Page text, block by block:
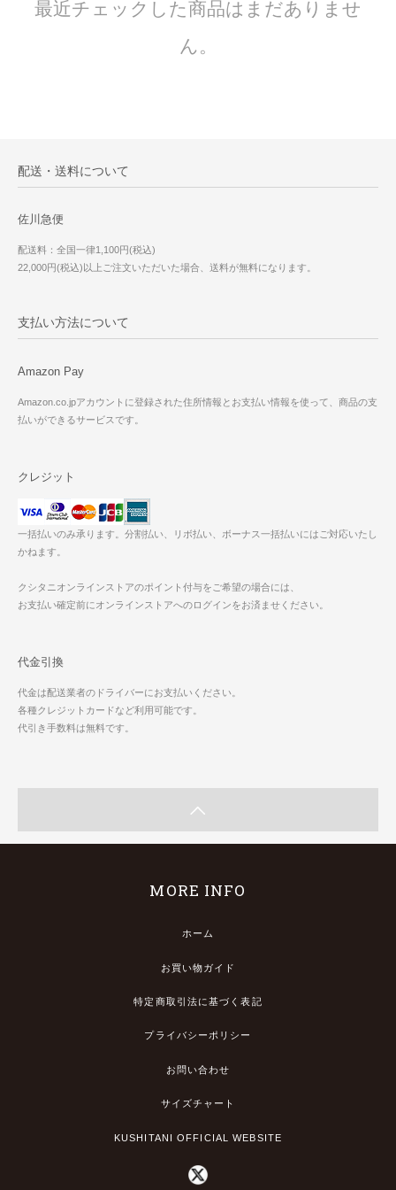
最近チェックした商品はまだありませ
ん。
配送・送料について
佐川急便
配送料：全国一律1,100円(税込)
22,000円(税込)以上ご注文いただいた場合、送料が無料になります。
支払い方法について
Amazon Pay
Amazon.co.jpアカウントに登録された住所情報とお支払い情報を使って、商品の支
払いができるサービスです。
クレジット
一括払いのみ承ります。分割払い、リボ払い、ボーナス一括払いにはご対応いたし
かねます。
クシタニオンラインストアのポイント付与をご希望の場合には、
お支払い確定前にオンラインストアへのログインをお済ませください。
代金引換
代金は配送業者のドライバーにお支払いください。
各種クレジットカードなど利用可能です。
代引き手数料は無料です。
MORE INFO
ホーム
お買い物ガイド
特定商取引法に基づく表記
プライバシーポリシー
お問い合わせ
サイズチャート
KUSHITANI OFFICIAL WEBSITE